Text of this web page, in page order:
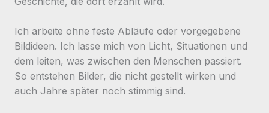
Ich arbeite ohne feste Abläufe oder vorgegebene
Bildideen. Ich lasse mich von Licht, Situationen und
dem leiten, was zwischen den Menschen passiert.
So entstehen Bilder, die nicht gestellt wirken und
auch Jahre später noch stimmig sind.